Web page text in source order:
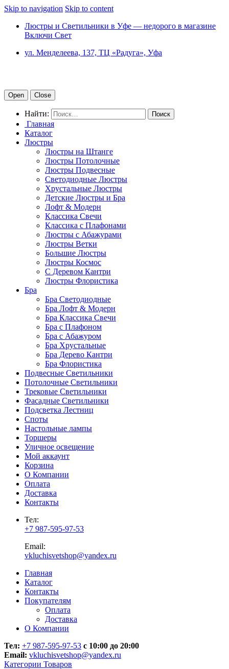
Skip to navigation Skip to content
Люстры и Светильники в Уфе — недорого в магазине
Включи Свет
ул. Менделеева, 137, ТЦ «Радуга», Уфа
Open Close
Найти:
Главная
Каталог
Люстры
Люстры на Штанге
Люстры Потолочные
Люстры Подвесные
Светодиодные Люстры
Хрустальные Люстры
Детские Люстры и Бра
Лофт & Модерн
Классика Свечи
Классика с Плафонами
Люстры с Абажурами
Люстры Ветки
Большие Люстры
Люстры Космос
С Деревом Кантри
Люстры Флористика
Бра
Бра Светодиодные
Бра Лофт & Модерн
Бра Классика Свечи
Бра с Плафоном
Бра с Абажуром
Бра Хрустальные
Бра Дерево Кантри
Бра Флористика
Подвесные Светильники
Потолочные Светильники
Трековые Светильники
Фасадные Светильники
Подсветка Лестниц
Споты
Настольные лампы
Торшеры
Уличное освещение
Мой аккаунт
Корзина
О Компании
Оплата
Доставка
Контакты
Тел:
+7 987-595-97-53
Email:
vkluchisvetshop@yandex.ru
Главная
Каталог
Контакты
Покупателям
Оплата
Доставка
О Компании
Тел: +7 987-595-97-53 с 10:00 до 20:00
Email: vkluchisvetshop@yandex.ru
Категории Товаров